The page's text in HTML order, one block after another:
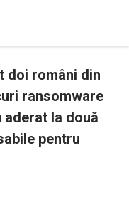
doi români din
ransomware
aderat la două
pentru